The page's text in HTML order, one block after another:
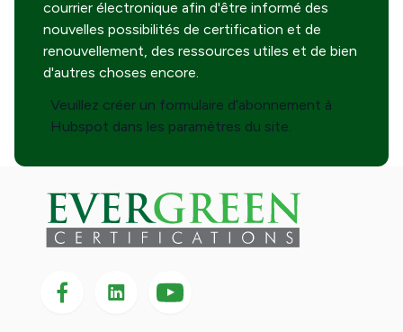
courrier électronique afin d'être informé des
nouvelles possibilités de certification et de
renouvellement, des ressources utiles et de bien
d'autres choses encore.
Veuillez créer un formulaire d’abonnement à
Hubspot dans les paramètres du site.
Suivez-nous sur Facebook
Suivez-nous sur LinkedIn
Suivez-
nous